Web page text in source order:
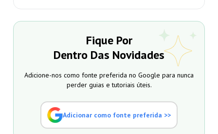
Fique Por
Dentro Das Novidades
Adicione-nos como fonte preferida no Google para nunca
perder guias e tutoriais úteis.
Adicionar como fonte preferida >>